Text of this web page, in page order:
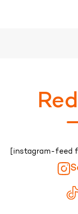
[instagram-feed